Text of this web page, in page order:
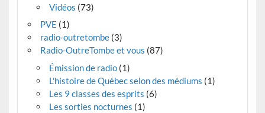
Vidéos (73)
PVE (1)
radio-outretombe(3)
Radio-OutreTombe et vous (87)
Émission de radio(1)
L'histoire de Québec selon des médiums (1)
Les 9 classes des esprits (6)
Les sorties nocturnes (1)